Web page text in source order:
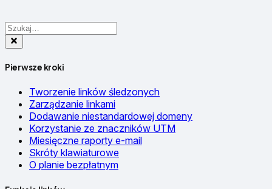
Pierwsze kroki
Tworzenie linków śledzonych
Zarządzanie linkami
Dodawanie niestandardowej domeny
Korzystanie ze znaczników UTM
Miesięczne raporty e-mail
Skróty klawiaturowe
O planie bezpłatnym